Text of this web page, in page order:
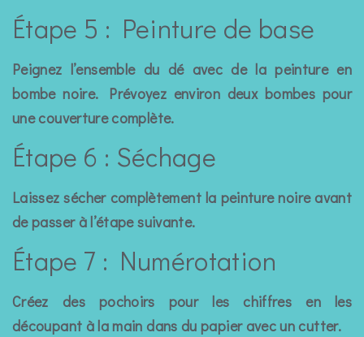
Étape 5 : Peinture de base
Peignez l’ensemble du dé avec de la peinture en
bombe noire. Prévoyez environ deux bombes pour
une couverture complète.
Étape 6 : Séchage
Laissez sécher complètement la peinture noire avant
de passer à l’étape suivante.
Étape 7 : Numérotation
Créez des pochoirs pour les chiffres en les
découpant à la main dans du papier avec un cutter.